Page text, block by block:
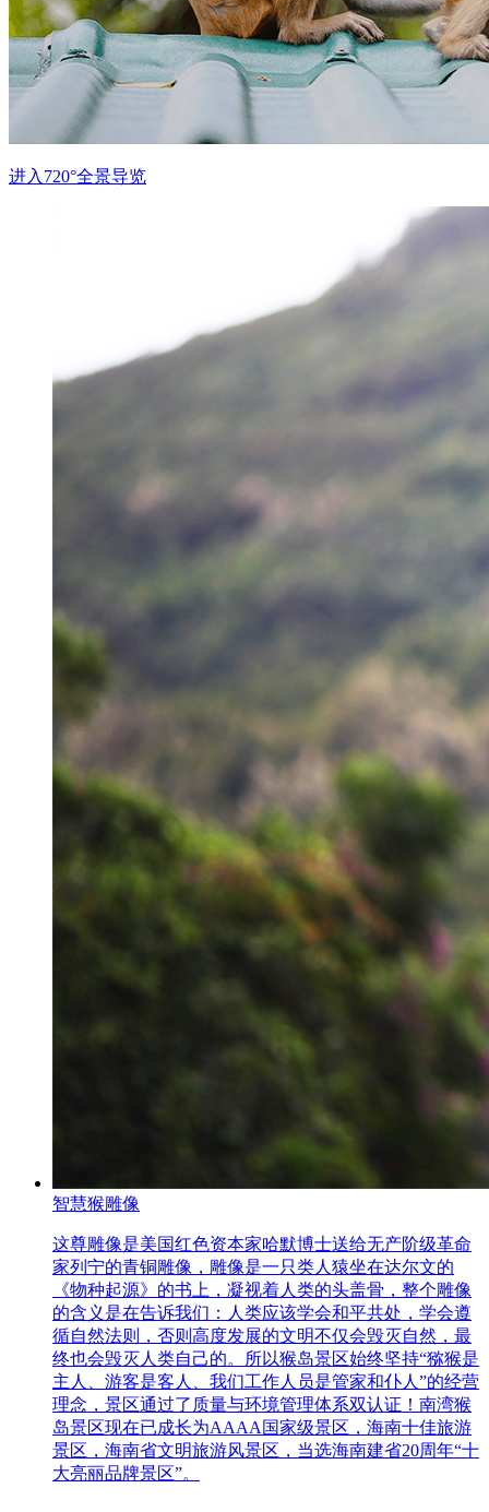
进入720°全景导览
智慧猴雕像
这尊雕像是美国红色资本家哈默博士送给无产阶级革命
家列宁的青铜雕像，雕像是一只类人猿坐在达尔文的
《物种起源》的书上，凝视着人类的头盖骨，整个雕像
的含义是在告诉我们：人类应该学会和平共处，学会遵
循自然法则，否则高度发展的文明不仅会毁灭自然，最
终也会毁灭人类自己的。所以猴岛景区始终坚持“猕猴是
主人、游客是客人、我们工作人员是管家和仆人”的经营
理念，景区通过了质量与环境管理体系双认证！南湾猴
岛景区现在已成长为AAAA国家级景区，海南十佳旅游
景区，海南省文明旅游风景区，当选海南建省20周年“十
大亮丽品牌景区”。